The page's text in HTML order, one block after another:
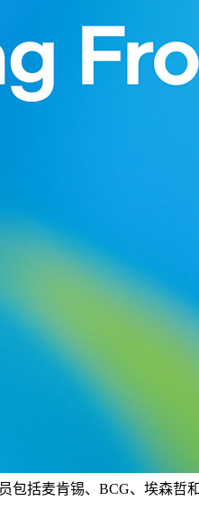
括麦肯锡、BCG、埃森